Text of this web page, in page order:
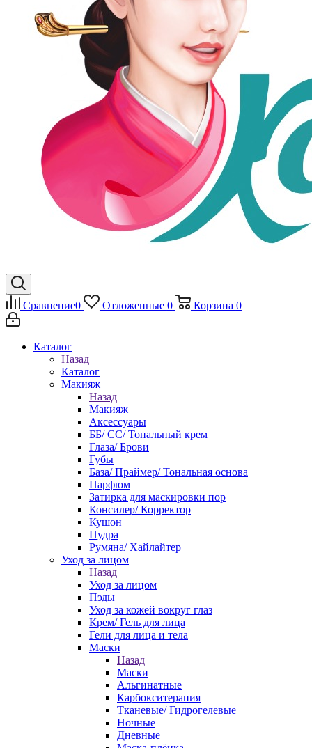
Сравнение0 Отложенные 0 Корзина 0
Каталог
Назад
Каталог
Макияж
Назад
Макияж
Аксессуары
ББ/ СС/ Тональный крем
Глаза/ Брови
Губы
База/ Праймер/ Тональная основа
Парфюм
Затирка для маскировки пор
Консилер/ Корректор
Кушон
Пудра
Румяна/ Хайлайтер
Уход за лицом
Назад
Уход за лицом
Пэды
Уход за кожей вокруг глаз
Крем/ Гель для лица
Гели для лица и тела
Маски
Назад
Маски
Альгинатные
Карбокситерапия
Тканевые/ Гидрогелевые
Ночные
Дневные